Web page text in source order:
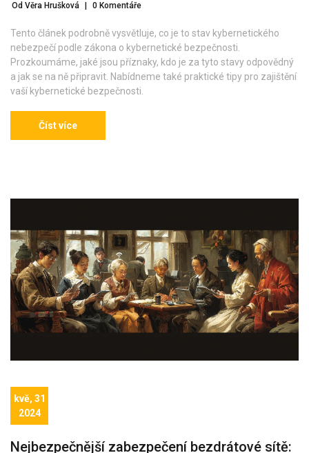
Od Věra Hrušková 0 Komentáře
Tento článek podrobně vysvětluje, co je to stav kybernetického
nebezpečí podle zákona o kybernetické bezpečnosti.
Prozkoumáme, jaké jsou příznaky, kdo je za tyto stavy odpovědný
a jak se na ně připravit. Nabídneme také praktické tipy pro zajištění
vaší kybernetické bezpečnosti.
Číst více
kvě, 31
2024
Nejbezpečnější zabezpečení bezdrátové sítě: